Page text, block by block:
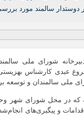
دوستدار سالمند مورد
شورای ملی
عبدی کارشناس
ملی سالمندان و توسعه
در محل شورای شهر
و پیگیری‌های